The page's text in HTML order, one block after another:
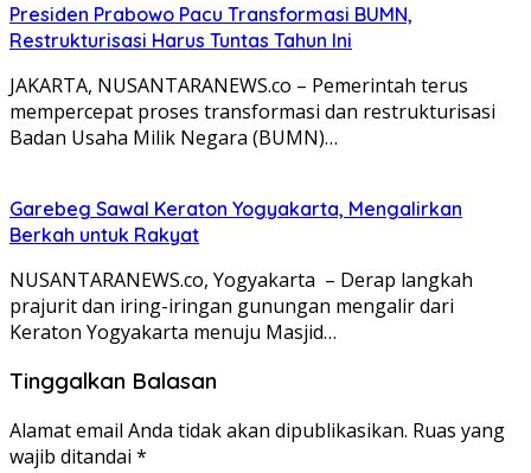
Presiden Prabowo Pacu Transformasi BUMN,
Restrukturisasi Harus Tuntas Tahun Ini
JAKARTA, NUSANTARANEWS.co – Pemerintah terus
mempercepat proses transformasi dan restrukturisasi
Badan Usaha Milik Negara (BUMN)…
Garebeg Sawal Keraton Yogyakarta, Mengalirkan
Berkah untuk Rakyat
NUSANTARANEWS.co, Yogyakarta – Derap langkah
prajurit dan iring-iringan gunungan mengalir dari
Keraton Yogyakarta menuju Masjid…
Tinggalkan Balasan
Alamat email Anda tidak akan dipublikasikan. Ruas yang
wajib ditandai *